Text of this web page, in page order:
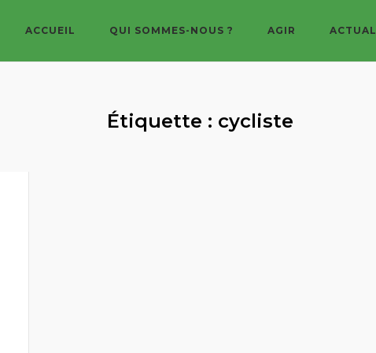
ACCUEIL QUI SOMMES-NOUS ? AGIR
Étiquette : cycliste